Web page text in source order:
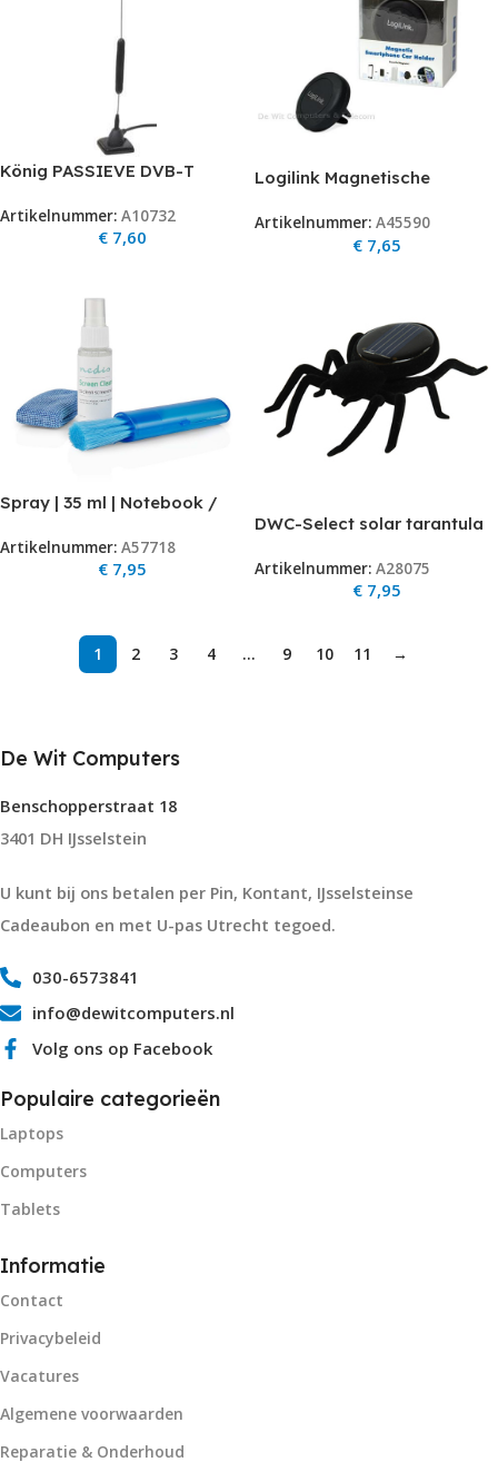
König PASSIEVE DVB-T
antenne voor de ontvangst
van DVB-T signalen.
Artikelnummer: A10732
€7,60
Logilink Magnetische
Artikelnummer: A45590
€7,65
Spray | 35 ml | Notebook /
Scherm | Wisser inbegrepen
Artikelnummer: A57718
€7,95
DWC-Select solar tarantula
Artikelnummer: A28075
€7,95
1 2 3 4 … 9 10 11 →
De Wit Computers
Benschopperstraat 18
3401 DH IJsselstein
U kunt bij ons betalen per Pin, Kontant, IJsselsteinse
Cadeaubon en met U-pas Utrecht tegoed.
030-6573841
info@dewitcomputers.nl
Volg ons op Facebook
Populaire categorieën
Laptops
Computers
Tablets
Informatie
Contact
Privacybeleid
Vacatures
Algemene voorwaarden
Reparatie & Onderhoud